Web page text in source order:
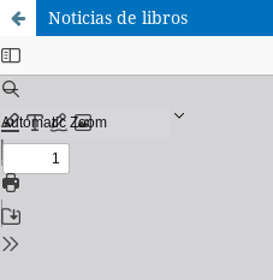
Noticias de libros